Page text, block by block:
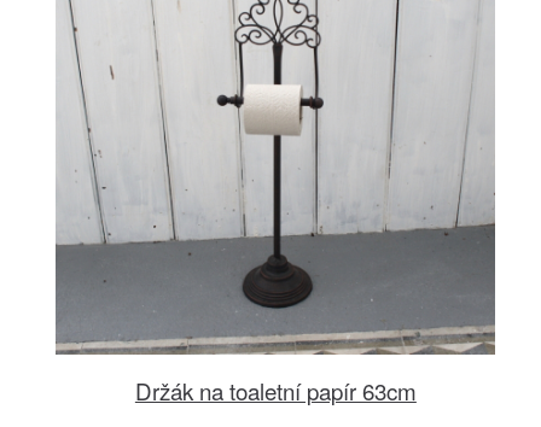
Držák na toaletní papír 63cm